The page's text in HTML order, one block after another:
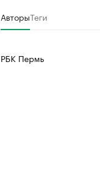
АвторыТеги
РБК Пермь